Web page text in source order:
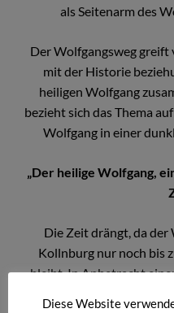
als Seitenarm des
Der Wolfgangsweg greift
mit der Historie
heiligen Wolfgang
bezieht sich das Thema
Wolfgang in einer
„Der heilige Wolfgang,
Die Zeit drängt, da der
Kollnburg nur noch bis
bleibt. In Anbetracht
Diese Website